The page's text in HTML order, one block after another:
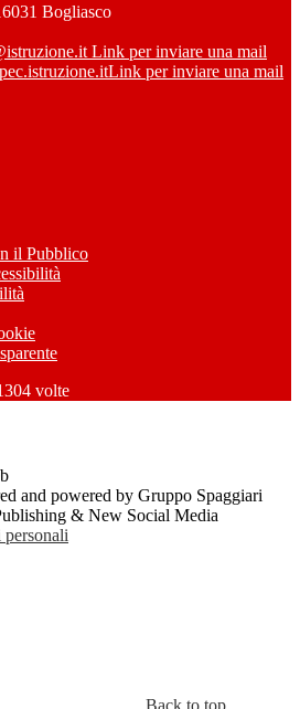
Bogliasco
Link per inviare una mail
Link per inviare una mail
il Pubblico
volte
and powered by Gruppo Spaggiari
& New Social Media
personali